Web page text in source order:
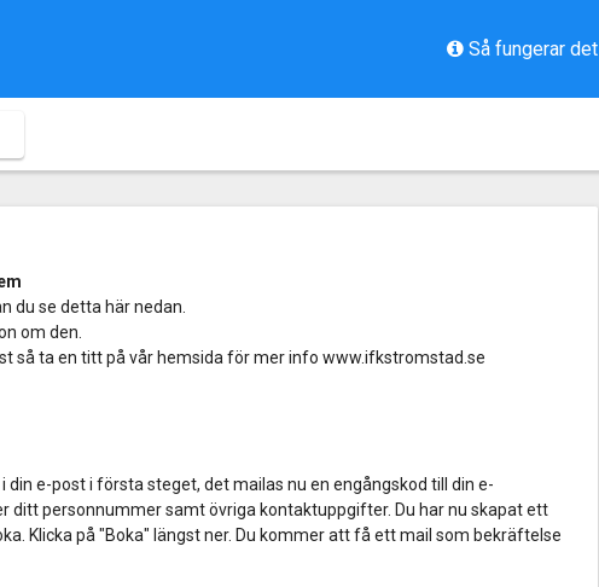
Så fungerar det
du se detta här nedan.
om den.
så ta en titt på vår hemsida för mer info www.ifkstromstad.se
i din e-post i första steget, det mailas nu en engångskod till din e-
ditt personnummer samt övriga kontaktuppgifter. Du har nu skapat ett
Klicka på "Boka" längst ner. Du kommer att få ett mail som bekräftelse